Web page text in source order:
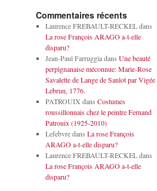
Commentaires récents
Laurence FREBAULT-RECKELdans
La rose François ARAGO a-t-elle
disparu?
Jean-Paul Farruggiadans Une beauté
perpignanaise méconnue: Marie-Rose
Savalette de Lange de Sanlot par Vigée
Lebrun, 1776.
PATROUIX dans Costumes
roussillonnais chez le peintre Fernand
Patrouix (1925-2010)
Lefebvredans La rose François
ARAGO a-t-elle disparu?
Laurence FREBAULT-RECKELdans
La rose François ARAGO a-t-elle
disparu?